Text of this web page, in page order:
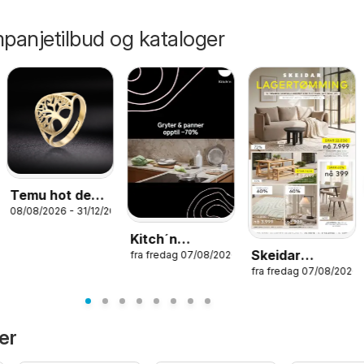
og kataloger
Temu hot deals
– Norway
08/08/2026 - 31/12/2026
Kitch´n
kundeavis
fra fredag 07/08/2026
Skeidar
RYDDESALG
fra fredag 07/08/2026